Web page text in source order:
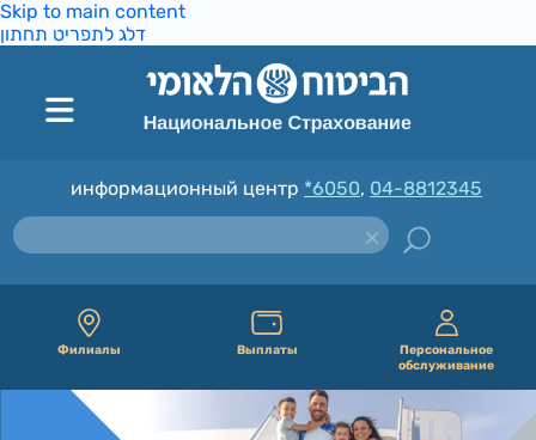
Skip to main content
דלג לתפריט תחתון
информационный центр *6050, 04-8812345
Филиалы Выплаты
Персональное
обслуживание